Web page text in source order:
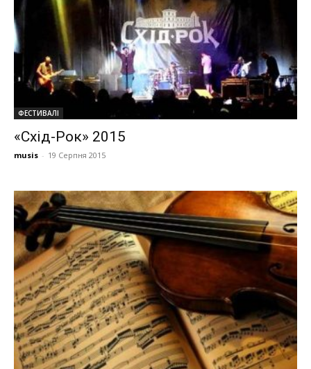
ФЕСТИВАЛІ
«Схід-Рок» 2015
musis - 19 Серпня 2015